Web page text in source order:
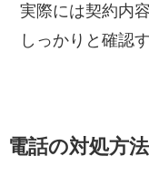
実際には契約内
しっかりと確認
電話の対処方